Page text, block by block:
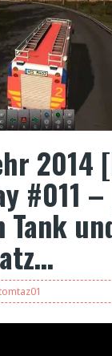
2014
#011